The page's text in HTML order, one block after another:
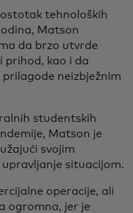
tehnoloških
Matson
da brzo utvrde
prihod, kao i da
neizbježnim
studentskih
Matson je
svojim
situacijom.
operacije, ali
ogromna, jer je